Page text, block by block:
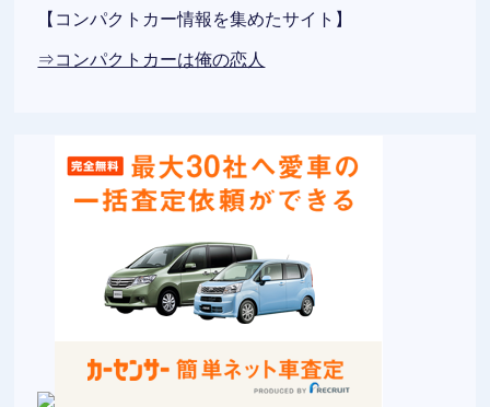
【コンパクトカー情報を集めたサイト】
⇒コンパクトカーは俺の恋人